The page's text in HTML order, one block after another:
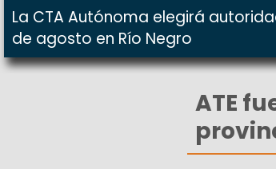
La CTA Autónoma elegirá
de agosto en Río Negro
ATE